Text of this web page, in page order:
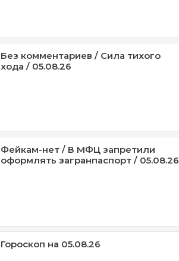
Без комментариев / Сила тихого
хода / 05.08.26
Фейкам-нет / В МФЦ запретили
оформлять загранпаспорт / 05.08.26
Гороскоп на 05.08.26